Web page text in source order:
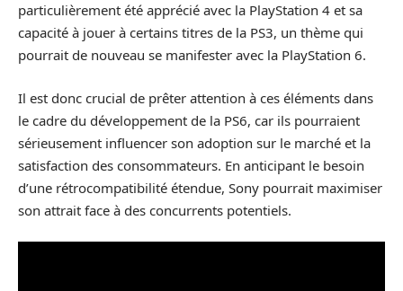
particulièrement été apprécié avec la PlayStation 4 et sa
capacité à jouer à certains titres de la PS3, un thème qui
pourrait de nouveau se manifester avec la PlayStation 6.
Il est donc crucial de prêter attention à ces éléments dans
le cadre du développement de la PS6, car ils pourraient
sérieusement influencer son adoption sur le marché et la
satisfaction des consommateurs. En anticipant le besoin
d’une rétrocompatibilité étendue, Sony pourrait maximiser
son attrait face à des concurrents potentiels.